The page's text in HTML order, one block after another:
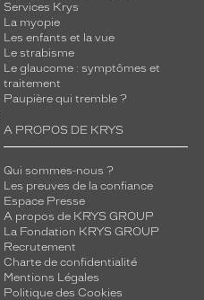
Services Krys
La myopie
Les enfants et la vue
Le strabisme
Le glaucome : symptômes et
traitement
Paupière qui tremble ?
A PROPOS DE KRYS
Qui sommes-nous ?
Les preuves de la confiance
Espace Presse
A propos de KRYS GROUP
La Fondation KRYS GROUP
Recrutement
Charte de confidentialité
Mentions Légales
Politique des Cookies